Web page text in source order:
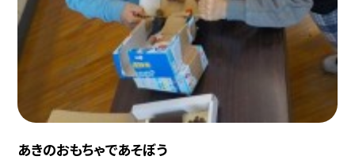
あきのおもちゃであそぼう